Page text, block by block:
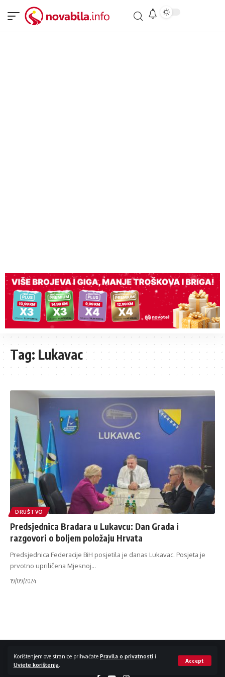
Korištenjem ove stranice prihvaćate Pravila o privatnosti i
Uvjete korištenja
Accept
Tag: Lukavac
DRUŠTVO
Predsjednica Bradara u Lukavcu: Dan Grada i
razgovori o boljem položaju Hrvata
Predsjednica Federacije BiH posjetila je danas Lukavac. Posjeta je
prvotno upriličena Mjesnoj…
19/09/2024